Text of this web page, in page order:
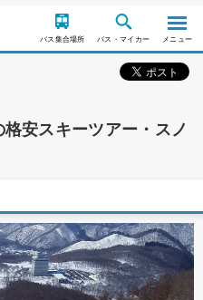
バス集合場所 バス・マイカー メニュー
安スキーツアー・スノ